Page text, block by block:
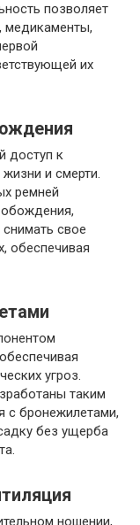
позволяет
медикаменты,
их
доступ к
и смерти.
ремней
свое
обеспечивая
угроз.
таким
с бронежилетами,
без ущерба
ношении,